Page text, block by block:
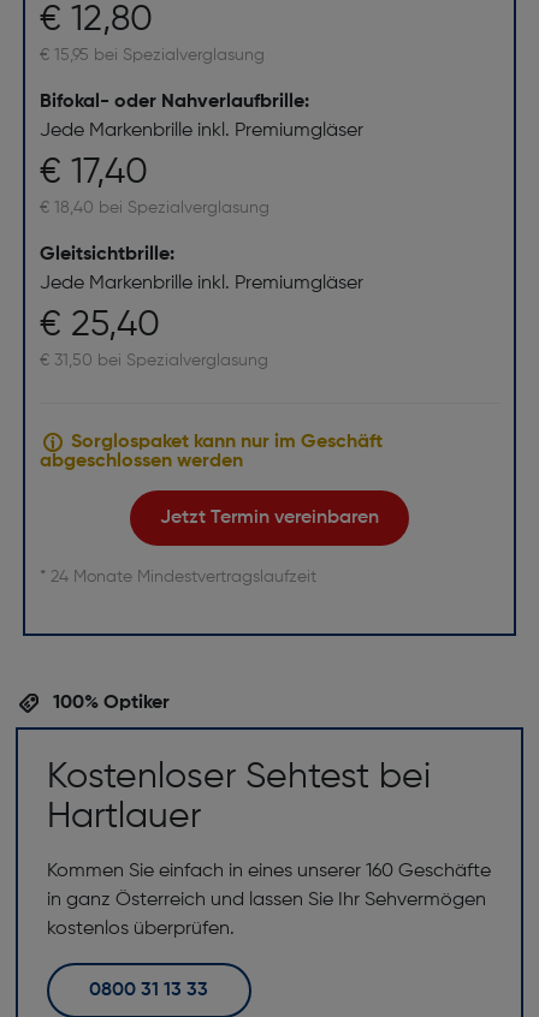
€ 12,80
€ 15,95 bei Spezialverglasung
Bifokal- oder Nahverlaufbrille:
Jede Markenbrille inkl. Premiumgläser
€ 17,40
€ 18,40 bei Spezialverglasung
Gleitsichtbrille:
Jede Markenbrille inkl. Premiumgläser
€ 25,40
€ 31,50 bei Spezialverglasung
Sorglospaket kann nur im Geschäft
abgeschlossen werden
Jetzt Termin vereinbaren
* 24 Monate Mindestvertragslaufzeit
100% Optiker
Kostenloser Sehtest bei
Hartlauer
Kommen Sie einfach in eines unserer 160 Geschäfte
in ganz Österreich und lassen Sie Ihr Sehvermögen
kostenlos überprüfen.
0800 31 13 33